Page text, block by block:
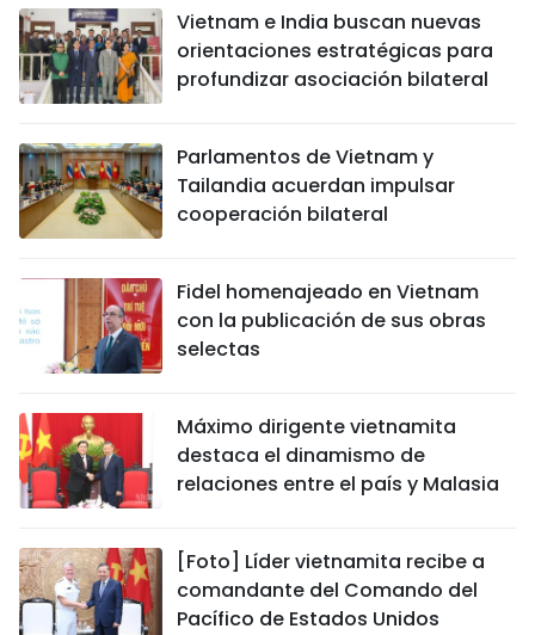
Vietnam e India buscan nuevas
orientaciones estratégicas para
profundizar asociación bilateral
Parlamentos de Vietnam y
Tailandia acuerdan impulsar
cooperación bilateral
Fidel homenajeado en Vietnam
con la publicación de sus obras
selectas
Máximo dirigente vietnamita
destaca el dinamismo de
relaciones entre el país y Malasia
[Foto] Líder vietnamita recibe a
comandante del Comando del
Pacífico de Estados Unidos